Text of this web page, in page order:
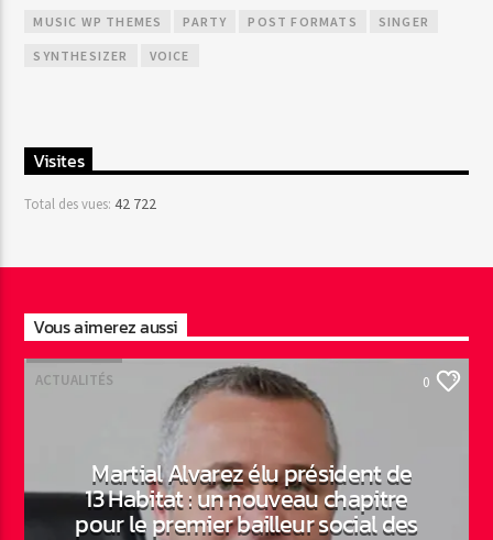
MUSIC WP THEMES PARTY POST FORMATS SINGER
SYNTHESIZER VOICE
Visites
Total des vues:42 722
Vous aimerez aussi
ACTUALITÉS 0
Martial Alvarez élu président de
13 Habitat : un nouveau chapitre
pour le premier bailleur social des